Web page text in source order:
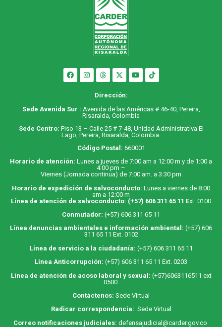
Dirección:
Sede Avenida Sur : Avenida de las Américas # 46-40, Pereira,
Risaralda, Colombia
Sede Centro: Piso 13 – Calle 25 # 7-48, Unidad Administrativa El
Lago, Pereira, Risaralda, Colombia.
Código Postal: 660001
Horario de atención: Lunes a jueves de 7:00 am a 12:00 m y de 1:00 a
4:00 pm –
Viernes (Jornada continua) de 7:00 am. a 3:30 pm
Horario de expedición de salvoconducto: Lunes a viernes de 8:00
am a 12:00 m
Línea de atención de salvoconducto: (+57) 606 311 65 11 Ext. 0100
Conmutador: (+57) 606 311 65 11
Línea denuncias ambientales e información ambiental: (+57) 606
311 65 11 Ext. 0102
Línea de servicio a la ciudadanía: (+57) 606 311 65 11
Línea Anticorrupción: (+57) 606 311 65 11 Ext. 0203
Línea de atención de acoso laboral y sexual: (+57)6063116511 ext
0500.
Contáctenos: Sede Virtual
Radicar correspondencia: Sede Virtual
Correo notificaciones judiciales: defensajudicial@carder.gov.co